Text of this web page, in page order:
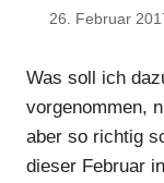
26. Februar
Was soll ich
vorgenommen,
aber so richtig
dieser Februar